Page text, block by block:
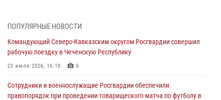
В Москве росгвардейцы задержали троих мужчин, устроивших
06 августа 2026, 11:20
Взрывотехники Росгвардии на Ставрополье обезвредили снаряд
06 августа 2026, 11:15
ПОПУЛЯРНЫЕ НОВОСТИ
Командующий Северо-Кавказским округом Росгвардии совершил
рабочую поездку в Чеченскую Республику
23 июля 2026, 16:10 6
Сотрудники и военнослужащие Росгвардии обеспечили
правопорядок при проведении товарищеского матча по футболу в